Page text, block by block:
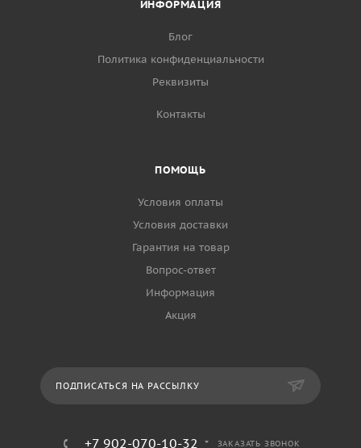
ИНФОРМАЦИЯ
Блог
Политика конфиденциальности
Реквизиты
Контакты
ПОМОЩЬ
Условия оплаты
Условия доставки
Гарантия на товар
Вопрос-ответ
Информация
Акция
ПОДПИСАТЬСЯ НА РАССЫЛКУ
+7 902-070-10-32 ЗАКАЗАТЬ ЗВОНОК